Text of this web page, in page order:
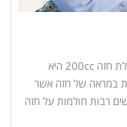
הגדלת חזה 200cc – ניתוח פופולרי הגדלת חזה 200cc היא
במראה של חזה אשר
רבות חולמות על חזה